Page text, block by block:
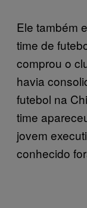
Ele também
time de
comprou o
havia
futebol na
time
jovem
conhecido